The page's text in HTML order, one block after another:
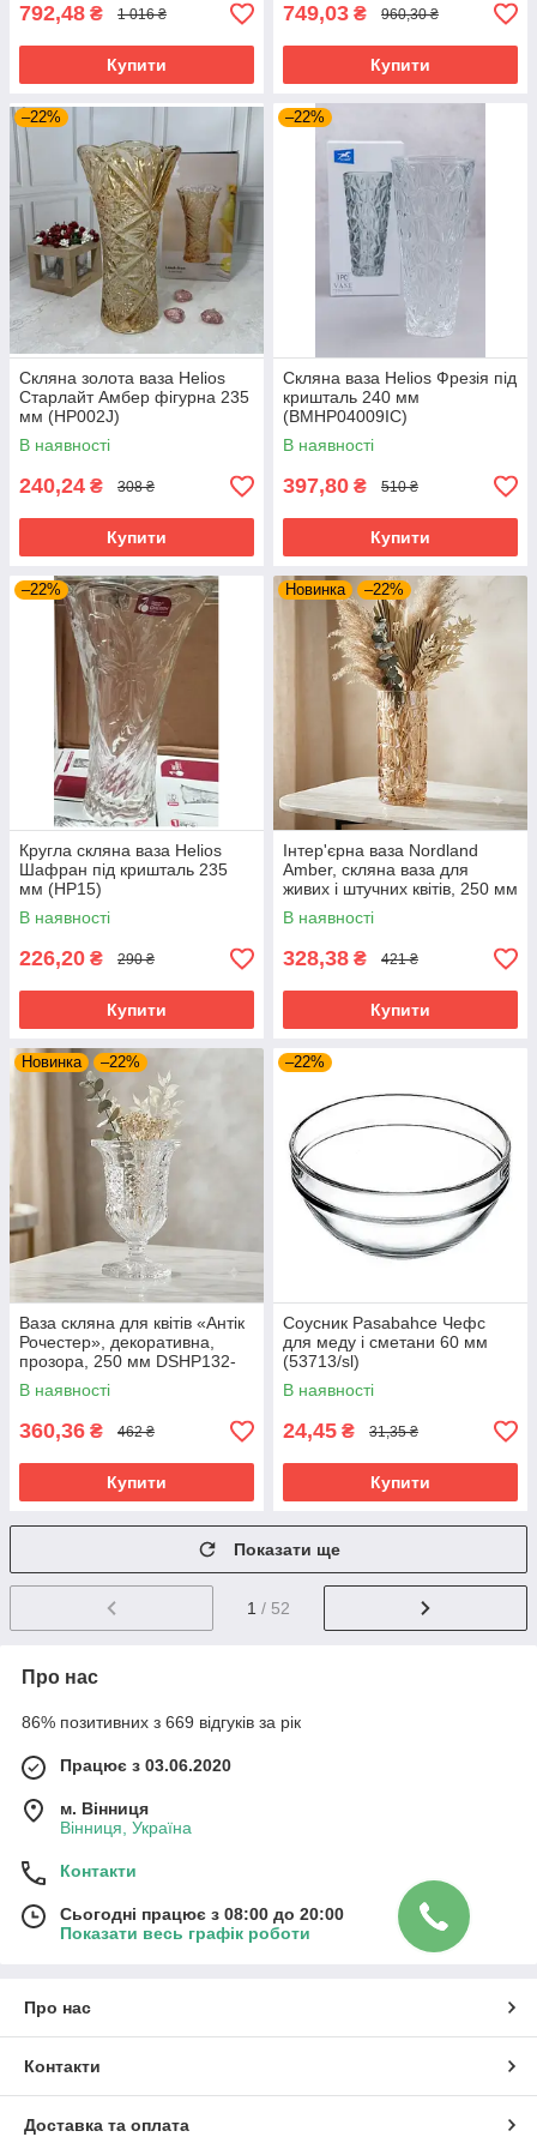
792,48 ₴ 1 016 ₴
Купити
749,03 ₴ 960,30 ₴
Купити
–22%
Скляна золота ваза Helios
Старлайт Амбер фігурна 235
мм (HP002J)
В наявності
240,24 ₴ 308 ₴
Купити
–22%
Скляна ваза Helios Фрезія під
кришталь 240 мм
(BMHP04009IC)
В наявності
397,80 ₴ 510 ₴
Купити
–22%
Кругла скляна ваза Helios
Шафран під кришталь 235
мм (HP15)
В наявності
226,20 ₴ 290 ₴
Купити
Новинка –22%
Інтер'єрна ваза Nordland
Amber, скляна ваза для
живих і штучних квітів, 250 мм
DSHP130-250E/L1HA
В наявності
328,38 ₴ 421 ₴
Купити
Новинка –22%
Ваза скляна для квітів «Антік
Рочестер», декоративна,
прозора, 250 мм DSHP132-
250
В наявності
360,36 ₴ 462 ₴
Купити
–22%
Соусник Pasabahce Чефс
для меду і сметани 60 мм
(53713/sl)
В наявності
24,45 ₴ 31,35 ₴
Купити
Показати ще
1 / 52
Про нас
86% позитивних з 669 відгуків за рік
Працює з 03.06.2020
м. Вінниця
Вінниця, Україна
Контакти
Сьогодні працює з 08:00 до 20:00
Показати весь графік роботи
Про нас
Контакти
Доставка та оплата